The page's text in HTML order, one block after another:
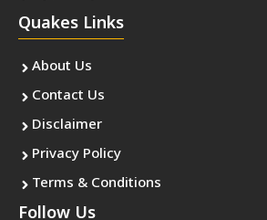
Quakes Links
About Us
Contact Us
Disclaimer
Privacy Policy
Terms & Conditions
Follow Us